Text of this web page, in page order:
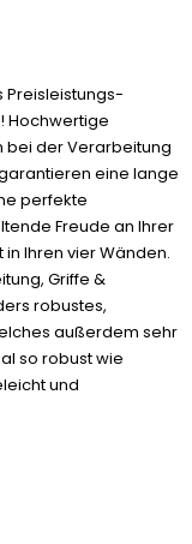
Preisleistungs-
Hochwertige
bei der Verarbeitung
eine lange
perfekte
Freude an Ihrer
Ihren vier Wänden.
Griffe &
robustes,
außerdem sehr
so robust wie
und